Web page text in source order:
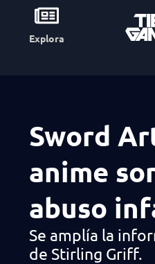
Explora
Sword
anime
abuso
Se amplía la
de Stirling Griff.